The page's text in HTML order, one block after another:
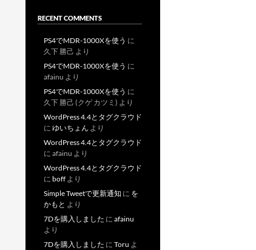
RECENT COMMENTS
PS4でMDR-1000Xを使う に
久下 勝己 より
PS4でMDR-1000Xを使う に
afainu より
PS4でMDR-1000Xを使う に
久下 勝己 (クゲ カツミ) より
WordPress 4.4とタグクラウド
に ゆいちょん より
WordPress 4.4とタグクラウド
に afainu より
WordPress 4.4とタグクラウド
に boff より
Simple Tweetで更新通知 に を
かもと より
7Dを購入しました に afainu
より
7Dを購入しました に Toru よ